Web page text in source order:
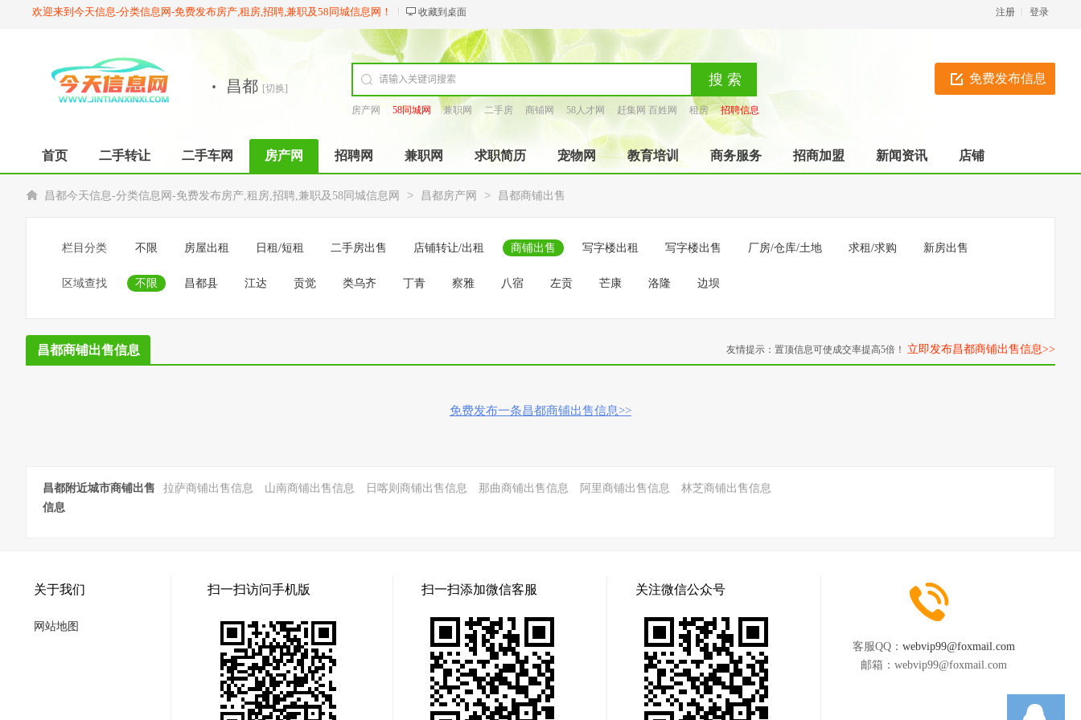
欢迎来到今天信息-分类信息网-免费发布房产,租房,招聘,兼职及58同城信息网！ 收藏到桌面 登录
注册
免费发布信息
· 昌都 [切换]
房产网
58同城网 兼职网 二手房 商铺网 58人才网 赶集网 百姓网 租房
招聘信息
首页 二手转让 二手车网 房产网 招聘网 兼职网 求职简历 宠物网 教育培训 商务服务 招商加盟 新闻资讯 店铺
昌都今天信息-分类信息网-免费发布房产,租房,招聘,兼职及58同城信息网 > 昌都房产网 > 昌都商铺出售
栏目分类 不限 房屋出租 日租/短租 二手房出售 店铺转让/出租 商铺出售 写字楼出租 写字楼出售 厂房/仓库/土地 求租/求购 新房出售
区域查找 不限 昌都县 江达 贡觉 类乌齐 丁青 察雅 八宿 左贡 芒康 洛隆 边坝
昌都商铺出售信息 友情提示：置顶信息可使成交率提高5倍！ 立即发布昌都商铺出售信息>>
免费发布一条昌都商铺出售信息>>
昌都附近城市商铺出售
信息
拉萨商铺出售信息 山南商铺出售信息 日喀则商铺出售信息 那曲商铺出售信息 阿里商铺出售信息 林芝商铺出售信息
关于我们
网站地图
扫一扫访问手机版 扫一扫添加微信客服 关注微信公众号
客服QQ： webvip99@foxmail.com
邮箱： webvip99@foxmail.com